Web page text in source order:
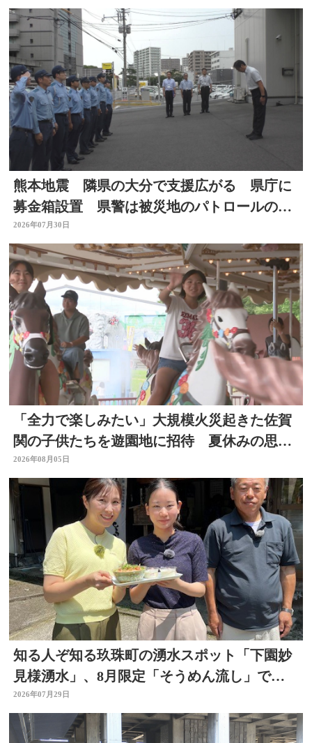
熊本地震 隣県の大分で支援広がる 県庁に
募金箱設置 県警は被災地のパトロールのた
め部隊を派遣
2026年07月30日
「全力で楽しみたい」大規模火災起きた佐賀
関の子供たちを遊園地に招待 夏休みの思い
出作りに 大分
2026年08月05日
知る人ぞ知る玖珠町の湧水スポット「下園妙
見様湧水」、8月限定「そうめん流し」で涼
を求めて
2026年07月29日